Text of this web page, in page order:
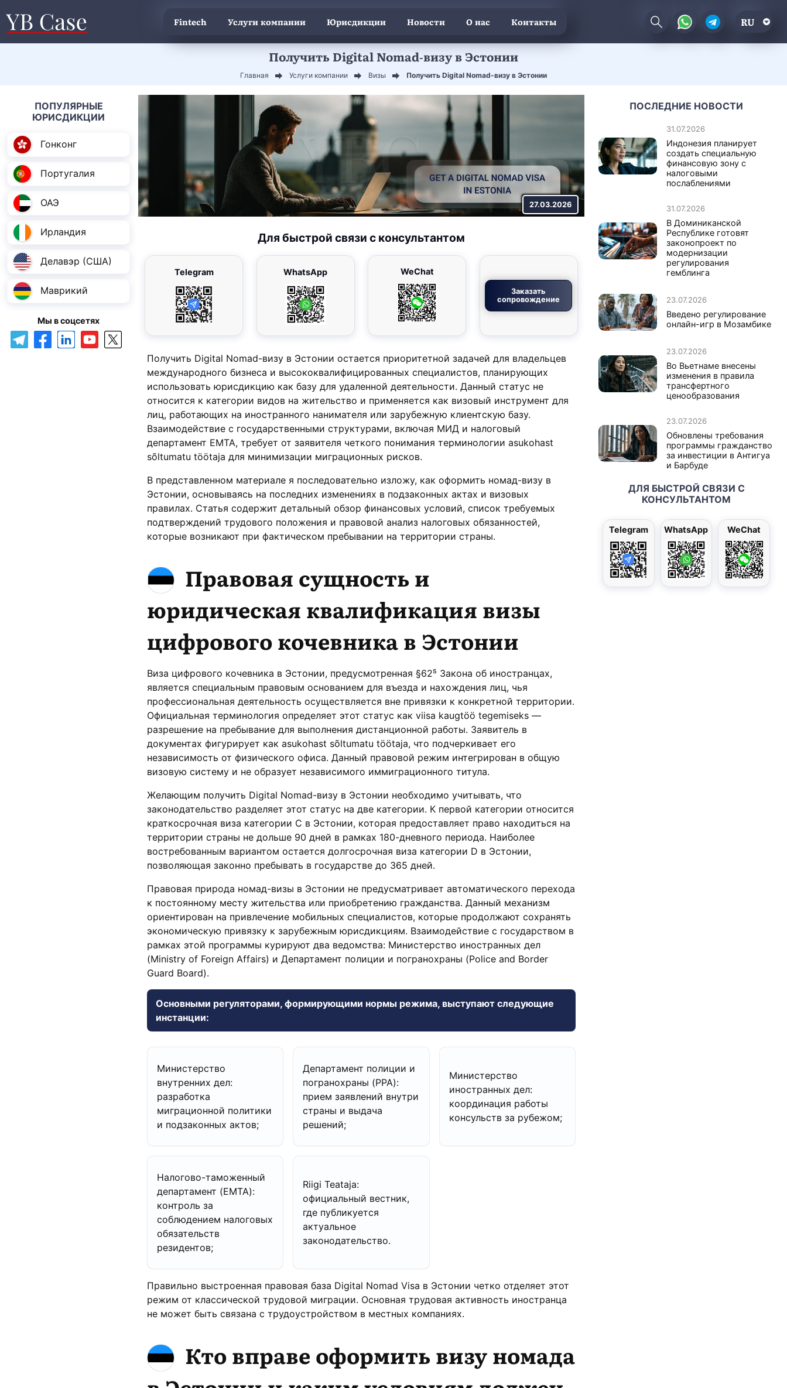
Fintech Услуги компании Юрисдикции Новости О нас Контакты RU
Получить Digital Nomad-визу в Эстонии
Главная Услуги компании Визы Получить Digital Nomad-визу в Эстонии
ПОПУЛЯРНЫЕ
ЮРИСДИКЦИИ
Гонконг
Португалия
ОАЭ
Ирландия
Делавэр (США)
Маврикий
Мы в соцсетях
27.03.2026
Для быстрой связи с консультантом
Telegram WhatsApp WeChat
Заказать
сопровождение
Получить Digital Nomad-визу в Эстонии остается приоритетной задачей для владельцев
международного бизнеса и высококвалифицированных специалистов, планирующих
использовать юрисдикцию как базу для удаленной деятельности. Данный статус не
относится к категории видов на жительство и применяется как визовый инструмент для
лиц, работающих на иностранного нанимателя или зарубежную клиентскую базу.
Взаимодействие с государственными структурами, включая МИД и налоговый
департамент EMTA, требует от заявителя четкого понимания терминологии asukohast
sõltumatu töötaja для минимизации миграционных рисков.
В представленном материале я последовательно изложу, как оформить номад-визу в
Эстонии, основываясь на последних изменениях в подзаконных актах и визовых
правилах. Статья содержит детальный обзор финансовых условий, список требуемых
подтверждений трудового положения и правовой анализ налоговых обязанностей,
которые возникают при фактическом пребывании на территории страны.
Правовая сущность и
юридическая квалификация визы
цифрового кочевника в Эстонии
Виза цифрового кочевника в Эстонии, предусмотренная §62⁵ Закона об иностранцах,
является специальным правовым основанием для въезда и нахождения лиц, чья
профессиональная деятельность осуществляется вне привязки к конкретной территории.
Официальная терминология определяет этот статус как viisa kaugtöö tegemiseks —
разрешение на пребывание для выполнения дистанционной работы. Заявитель в
документах фигурирует как asukohast sõltumatu töötaja, что подчеркивает его
независимость от физического офиса. Данный правовой режим интегрирован в общую
визовую систему и не образует независимого иммиграционного титула.
Желающим получить Digital Nomad-визу в Эстонии необходимо учитывать, что
законодательство разделяет этот статус на две категории. К первой категории относится
краткосрочная виза категории C в Эстонии, которая предоставляет право находиться на
территории страны не дольше 90 дней в рамках 180-дневного периода. Наиболее
востребованным вариантом остается долгосрочная виза категории D в Эстонии,
позволяющая законно пребывать в государстве до 365 дней.
Правовая природа номад-визы в Эстонии не предусматривает автоматического перехода
к постоянному месту жительства или приобретению гражданства. Данный механизм
ориентирован на привлечение мобильных специалистов, которые продолжают сохранять
экономическую привязку к зарубежным юрисдикциям. Взаимодействие с государством в
рамках этой программы курируют два ведомства: Министерство иностранных дел
(Ministry of Foreign Affairs) и Департамент полиции и погранохраны (Police and Border
Guard Board).
Основными регуляторами, формирующими нормы режима, выступают следующие
инстанции:
Министерство
внутренних дел:
разработка
миграционной политики
и подзаконных актов;
Департамент полиции и
погранохраны (PPA):
прием заявлений внутри
страны и выдача
решений;
Министерство
иностранных дел:
координация работы
консульств за рубежом;
Налогово-таможенный
департамент (EMTA):
контроль за
соблюдением налоговых
обязательств
резидентов;
Riigi Teataja:
официальный вестник,
где публикуется
актуальное
законодательство.
Правильно выстроенная правовая база Digital Nomad Visa в Эстонии четко отделяет этот
режим от классической трудовой миграции. Основная трудовая активность иностранца
не может быть связана с трудоустройством в местных компаниях.
Кто вправе оформить визу номада
ПОСЛЕДНИЕ НОВОСТИ
31.07.2026
Индонезия планирует
создать специальную
финансовую зону с
налоговыми
послаблениями
31.07.2026
В Доминиканской
Республике готовят
законопроект по
модернизации
регулирования
гемблинга
23.07.2026
Введено регулирование
онлайн-игр в Мозамбике
23.07.2026
Во Вьетнаме внесены
изменения в правила
трансфертного
ценообразования
23.07.2026
Обновлены требования
программы гражданство
за инвестиции в Антигуа
и Барбуде
ДЛЯ БЫСТРОЙ СВЯЗИ С
КОНСУЛЬТАНТОМ
Telegram WhatsApp WeChat